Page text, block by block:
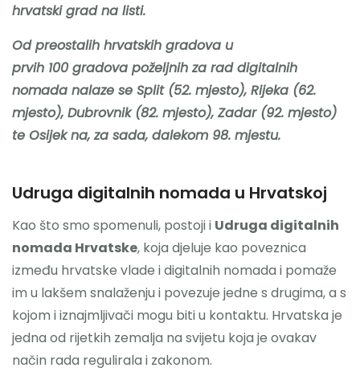
hrvatski grad na listi.
Od preostalih hrvatskih gradova u
prvih 100 gradova poželjnih za rad digitalnih
nomada nalaze se Split (52. mjesto), Rijeka (62.
mjesto), Dubrovnik (82. mjesto), Zadar (92. mjesto)
te Osijek na, za sada, dalekom 98. mjestu.
Udruga digitalnih nomada u Hrvatskoj
Kao što smo spomenuli, postoji i Udruga digitalnih
nomada Hrvatske, koja djeluje kao poveznica
između hrvatske vlade i digitalnih nomada i pomaže
im u lakšem snalaženju i povezuje jedne s drugima, a s
kojom i iznajmljivači mogu biti u kontaktu. Hrvatska je
jedna od rijetkih zemalja na svijetu koja je ovakav
način rada regulirala i zakonom.